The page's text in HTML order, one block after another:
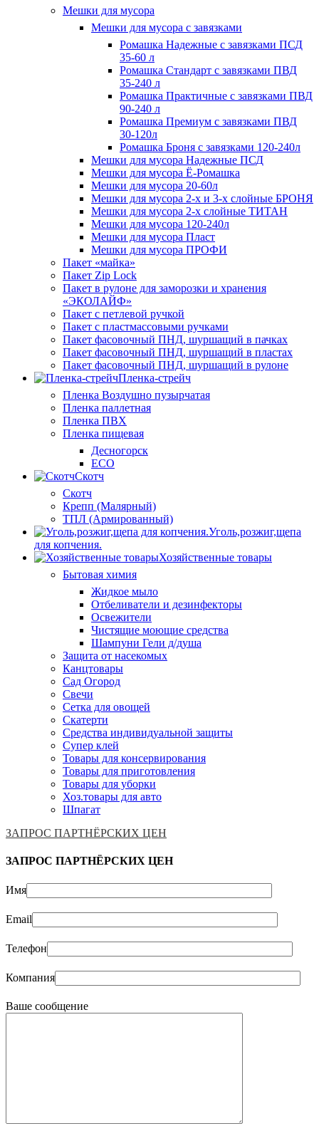
Мешки для мусора
Мешки для мусора с завязками
Ромашка Надежные с завязками ПСД
35-60 л
Ромашка Стандарт с завязками ПВД
35-240 л
Ромашка Практичные с завязками ПВД
90-240 л
Ромашка Премиум с завязками ПВД
30-120л
Ромашка Броня с завязками 120-240л
Мешки для мусора Надежные ПСД
Мешки для мусора Ё-Ромашка
Мешки для мусора 20-60л
Мешки для мусора 2-х и 3-х слойные БРОНЯ
Мешки для мусора 2-х слойные ТИТАН
Мешки для мусора 120-240л
Мешки для мусора Пласт
Мешки для мусора ПРОФИ
Пакет «майка»
Пакет Zip Lock
Пакет в рулоне для заморозки и хранения
«ЭКОЛАЙФ»
Пакет с петлевой ручкой
Пакет с пластмассовыми ручками
Пакет фасовочный ПНД, шуршащий в пачках
Пакет фасовочный ПНД, шуршащий в пластах
Пакет фасовочный ПНД, шуршащий в рулоне
Пленка-стрейч
Пленка Воздушно пузырчатая
Пленка паллетная
Пленка ПВХ
Пленка пищевая
Десногорск
ECO
Скотч
Скотч
Крепп (Малярный)
ТПЛ (Армированный)
Уголь,розжиг,щепа
для копчения.
Хозяйственные товары
Бытовая химия
Жидкое мыло
Отбеливатели и дезинфекторы
Освежители
Чистящие моющие средства
Шампуни Гели д/душа
Защита от насекомых
Канцтовары
Сад Огород
Свечи
Сетка для овощей
Скатерти
Средства индивидуальной защиты
Супер клей
Товары для консервирования
Товары для приготовления
Товары для уборки
Хоз.товары для авто
Шпагат
ЗАПРОС ПАРТНЁРСКИХ ЦЕН
ЗАПРОС ПАРТНЁРСКИХ ЦЕН
Имя
Email
Телефон
Компания
Ваше сообщение